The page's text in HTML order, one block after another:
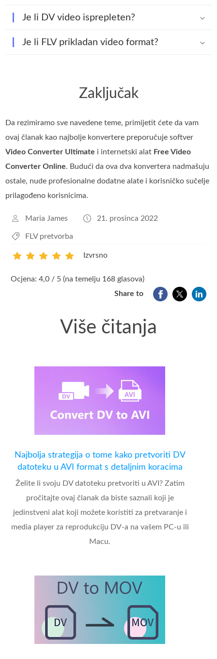
Je li DV video isprepleten?
Je li FLV prikladan video format?
Zaključak
Da rezimiramo sve navedene teme, primijetit ćete da vam
ovaj članak kao najbolje konvertere preporučuje softver
Video Converter Ultimate i internetski alat Free Video
Converter Online. Budući da ova dva konvertera nadmašuju
ostale, nude profesionalne dodatne alate i korisničko sučelje
prilagođeno korisnicima.
Maria James 21. prosinca 2022
FLV pretvorba
Izvrsno
Ocjena: 4,0 / 5 (na temelju 168 glasova)
Share to
Više čitanja
Najbolja strategija o tome kako pretvoriti DV
datoteku u AVI format s detaljnim koracima
Želite li svoju DV datoteku pretvoriti u AVI? Zatim
pročitajte ovaj članak da biste saznali koji je
jedinstveni alat koji možete koristiti za pretvaranje i
media player za reprodukciju DV-a na vašem PC-u ili
Macu.